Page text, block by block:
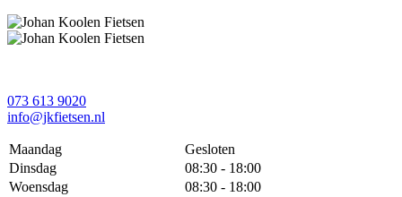
073 613 9020
info@jkfietsen.nl
Maandag
Gesloten
Dinsdag
08:30 - 18:00
Woensdag
08:30 - 18:00